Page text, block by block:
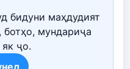
бидуни маҳдудият
ботҳо, мундариҷа
ҷо.